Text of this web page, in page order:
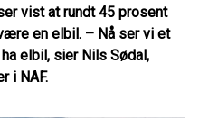
vist at rundt 45 prosent
en elbil. – Nå ser vi et
elbil, sier Nils Sødal,
i NAF.